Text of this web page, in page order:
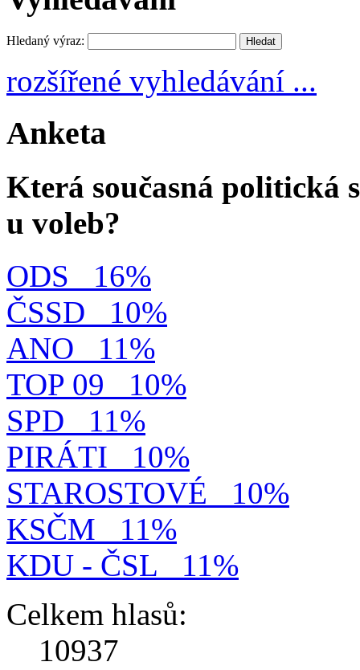
Hledaný výraz:
rozšířené vyhledávání ...
Anketa
Která současná politická
u voleb?
ODS
16%
ČSSD
10%
ANO
11%
TOP 09
10%
SPD
11%
PIRÁTI
10%
STAROSTOVÉ
10%
KSČM
11%
KDU - ČSL
11%
Celkem hlasů:
10937